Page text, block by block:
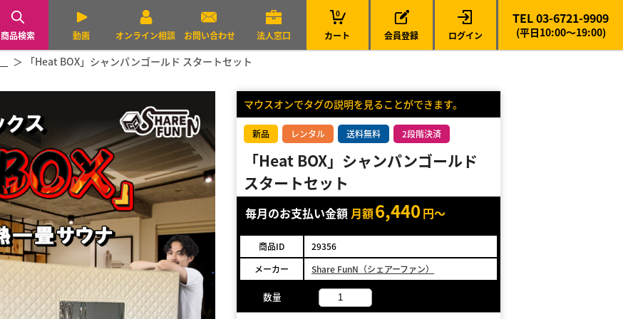
商品検索 動画 オンライン相談 お問い合わせ 法人窓口 カート
0
会員登録 ログイン
TEL 03-6721-9909
(平日10:00～19:00)
「Heat BOX」シャンパンゴールド スタートセット
マウスオンでタグの説明を見ることができます。
新品 レンタル 送料無料 2段階決済
「Heat BOX」シャンパンゴールド
スタートセット
毎月のお支払い金額 月額6,440 円～
商品ID
29356
メーカー
Share FunN（シェアーファン）
数量